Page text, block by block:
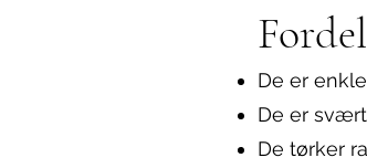
De er
De er
De tørker